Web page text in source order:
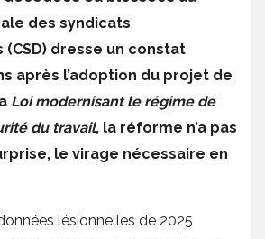
des syndicats
dresse un constat
après l’adoption du projet de
Loi modernisant le régime de
du travail, la réforme n’a pas
le virage nécessaire en
lésionnelles de 2025